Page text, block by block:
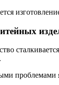
проблемами